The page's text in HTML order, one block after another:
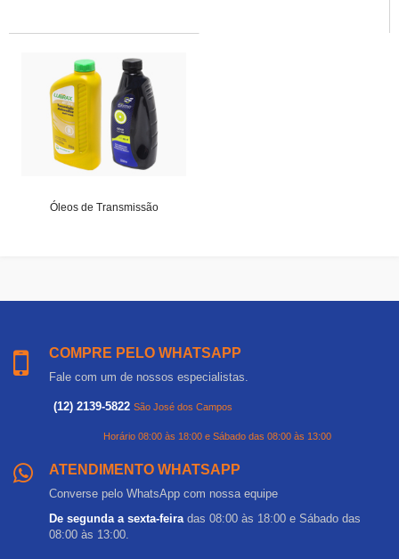
Óleos de Transmissão
COMPRE PELO WHATSAPP
Fale com um de nossos especialistas.
(12) 2139-5822 São José dos Campos
Horário 08:00 às 18:00 e Sábado das 08:00 às 13:00
ATENDIMENTO WHATSAPP
Converse pelo WhatsApp com nossa equipe
De segunda a sexta-feira das 08:00 às 18:00 e Sábado das
08:00 às 13:00.